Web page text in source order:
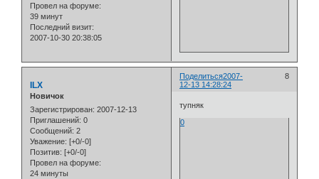
Провел на форуме:
39 минут
Последний визит:
2007-10-30 20:38:05
Поделиться 8
2007-
12-13 14:28:24
ILX
Новичок
Зарегистрирован: 2007-12-13
Приглашений: 0
Сообщений: 2
Уважение: [+0/-0]
Позитив: [+0/-0]
Провел на форуме:
24 минуты
тупняк
0